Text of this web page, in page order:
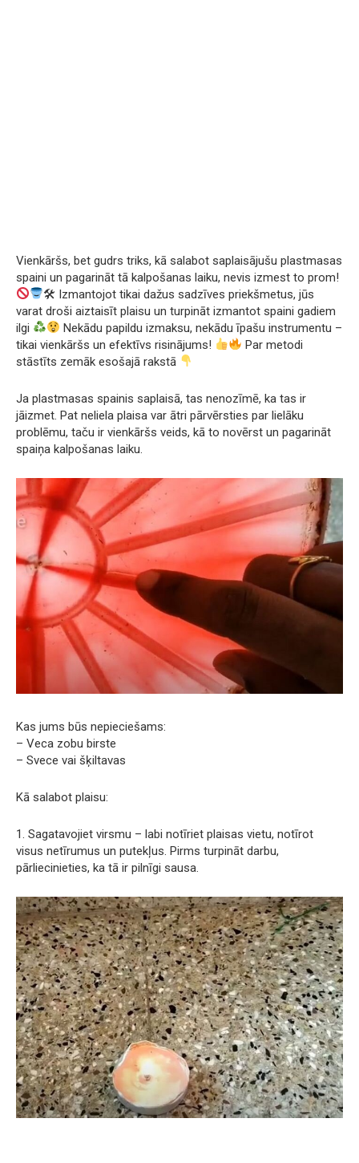
Vienkāršs, bet gudrs triks, kā salabot saplaisājušu plastmasas
spaini un pagarināt tā kalpošanas laiku, nevis izmest to prom!
🛠 Izmantojot tikai dažus sadzīves priekšmetus, jūs
varat droši aiztaisīt plaisu un turpināt izmantot spaini gadiem
ilgi
Nekādu papildu izmaksu, nekādu īpašu instrumentu –
tikai vienkāršs un efektīvs risinājums!
Par metodi
stāstīts zemāk esošajā rakstā
Ja plastmasas spainis saplaisā, tas nenozīmē, ka tas ir
jāizmet. Pat neliela plaisa var ātri pārvērsties par lielāku
problēmu, taču ir vienkāršs veids, kā to novērst un pagarināt
spaiņa kalpošanas laiku.
Kas jums būs nepieciešams:
– Veca zobu birste
– Svece vai šķiltavas
Kā salabot plaisu:
1. Sagatavojiet virsmu – labi notīriet plaisas vietu, notīrot
visus netīrumus un putekļus. Pirms turpināt darbu,
pārliecinieties, ka tā ir pilnīgi sausa.